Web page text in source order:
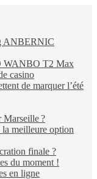
ANBERNIC
WANBO T2 Max
casino
de marquer l’été
Marseille ?
la meilleure option
finale ?
du moment !
en ligne